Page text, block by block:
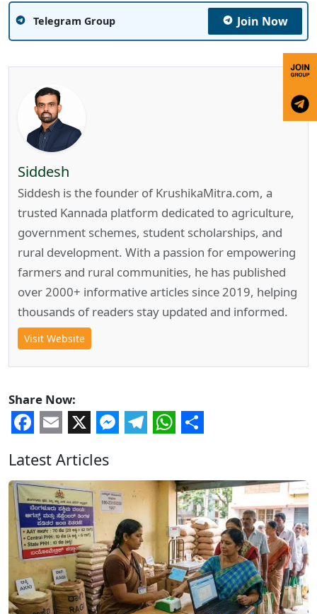
Telegram Group Join Now
Siddesh
Siddesh is the founder of KrushikaMitra.com, a
trusted Kannada platform dedicated to agriculture,
government schemes, student scholarships, and
rural development. With a passion for empowering
farmers and rural communities, he has published
over 2000+ informative articles since 2019, helping
thousands of readers stay updated and informed.
Visit Website
Share Now:
Latest Articles